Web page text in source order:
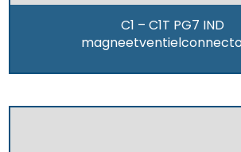
C1 – C1T PG7 IND